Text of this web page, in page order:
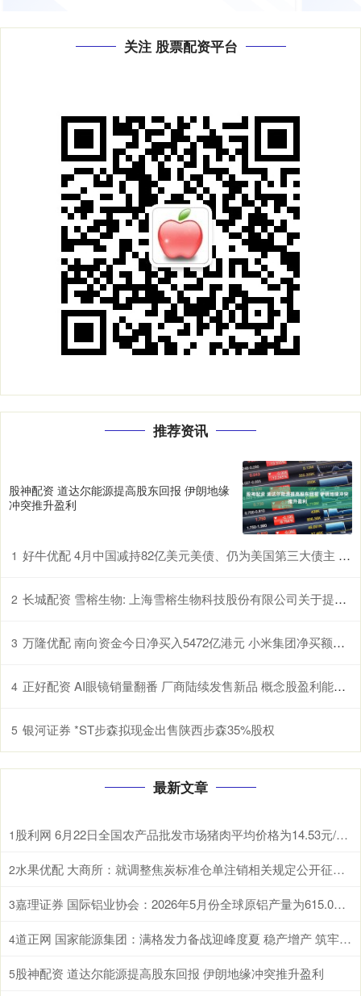
关注 股票配资平台
推荐资讯
股神配资 道达尔能源提高股东回报 伊朗地缘
冲突推升盈利
1 好牛优配 4月中国减持82亿美元美债、仍为美国第三大债主 日本、英国增持
2 长城配资 雪榕生物: 上海雪榕生物科技股份有限公司关于提前赎回雪榕转债的公告
3 万隆优配 南向资金今日净买入5472亿港元 小米集团净买额居首
4 正好配资 AI眼镜销量翻番 厂商陆续发售新品 概念股盈利能力上升（附股）
5 银河证券 *ST步森拟现金出售陕西步森35%股权
最新文章
1 股利网 6月22日全国农产品批发市场猪肉平均价格为14.53元/公斤 比节前下降0.8%
2 水果优配 大商所：就调整焦炭标准仓单注销相关规定公开征求意见
3 嘉理证券 国际铝业协会：2026年5月份全球原铝产量为615.0万吨
4 道正网 国家能源集团：满格发力备战迎峰度夏 稳产增产 筑牢煤炭保供压舱石
5股神配资 道达尔能源提高股东回报 伊朗地缘冲突推升盈利